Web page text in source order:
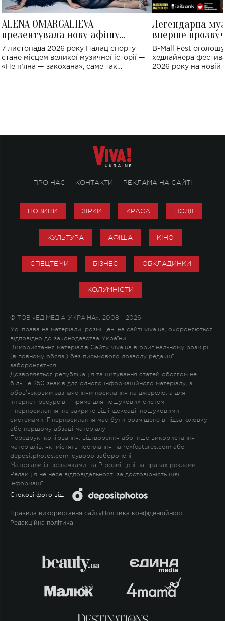
ALENA OMARGALIEVA
презентувала нову афішу
великого концерту в Палаці
спорту
7 листопада 2026 року Палац спорту
стане місцем великої музичної історії —
«Не пʼяна — закохана», саме так
Легендарна
вперше
Україні: де
B-Mall Fest
хедлайнера
2026 року на новій
ПРО НАС КОНТАКТИ РЕКЛАМА НА САЙТІ
НОВИНИ ЗІРКИ КРАСА ПОДІЇ
КУЛЬТУРА АФІША КІНО
СПЕЦТЕМИ БІЗНЕС ОБКЛАДИНКИ
КОЛУМНІСТИ
© ТОВ «ЕДІМЕДІА-УКРАЇНА», 2008 - 2026
Усі права на матеріали, розміщені на сайті viva.ua, охороняються
відповідно до законодавства України.
Використання матеріалів Сайту viva.ua в оригінальному розмірі
(в повному обсязі) без письмового дозволу редакції
забороняється.
Дозволяється републікація та цитування статей обсягом не
більше 250 знаків для одного інформаційного матеріалу, з
обов'язковим зазначенням посилання на джерело, а для
Інтернет-ресурсів – пряме для пошукових систем
гіперпосилання, не закрите від індексації пошуковими
системами. Гіперпосилання має бути розміщене в підзаголовку
або першому абзаці матеріалу.
Передрук, копіювання, відтворення або інше використання
матеріалів, які містять посилання на rexfeatures.com або
depositphotos.com, суворо заборонені.
Матеріали із позначками! та P розміщені на правах реклами.
Редакція не несе відповідальності за достовірність цієї
інформації.
Стокові фото від:
Правила використання сайту Політика конфіденційності
Редакційна політика